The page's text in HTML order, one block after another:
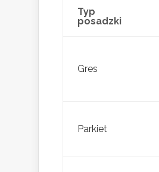
Typ
posadzki
Gres
Parkiet